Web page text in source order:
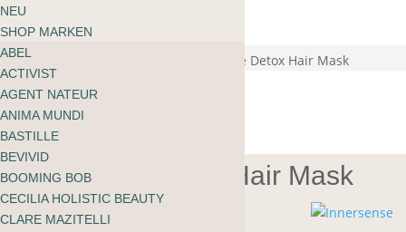
Start / Innersense Detox Hair Mask
Innersense Detox Hair Mask
Warenkorb
kein Produkt gefunden
zu shoppen
ÜBER MOOI
BLOG
English
NEU
SHOP MARKEN
ABEL
ACTIVIST
AGENT NATEUR
ANIMA MUNDI
BASTILLE
BEVIVID
BOOMING BOB
CECILIA HOLISTIC BEAUTY
CLARE MAZITELLI